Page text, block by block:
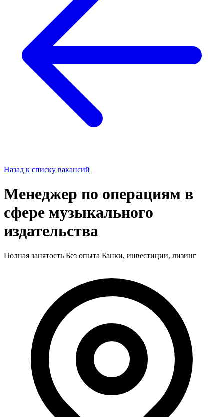
Назад к списку вакансий
Менеджер по операциям в
сфере музыкального
издательства
Полная занятость Без опыта Банки, инвестиции, лизинг